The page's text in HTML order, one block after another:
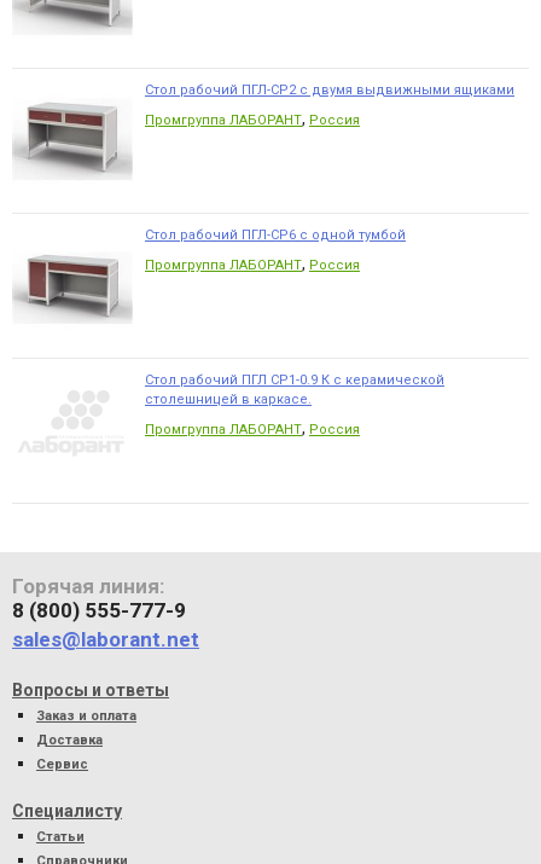
Стол рабочий ПГЛ-СР2 с двумя выдвижными ящиками
Промгруппа ЛАБОРАНТ, Россия
Стол рабочий ПГЛ-СР6 с одной тумбой
Промгруппа ЛАБОРАНТ, Россия
Стол рабочий ПГЛ СР1-0.9 К с керамической
столешницей в каркасе.
Промгруппа ЛАБОРАНТ, Россия
Горячая линия:
8 (800) 555-777-9
sales@laborant.net
Вопросы и ответы
Заказ и оплата
Доставка
Сервис
Специалисту
Статьи